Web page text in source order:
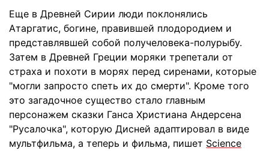
Еще в Древней Сирии люди поклонялись
Атаргатис, богине, правившей плодородием и
представлявшей собой получеловека-полурыбу.
Затем в Древней Греции моряки трепетали от
страха и похоти в морях перед сиренами, которые
"могли запросто спеть их до смерти". Кроме того
это загадочное существо стало главным
персонажем сказки Ганса Христиана Андерсена
"Русалочка", которую Дисней адаптировал в виде
мультфильма, а теперь и фильма, пишет Science